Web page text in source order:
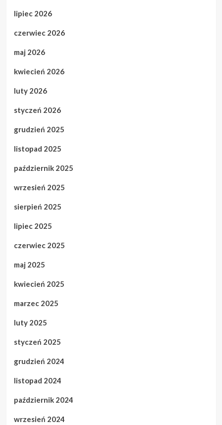
lipiec 2026
czerwiec 2026
maj 2026
kwiecień 2026
luty 2026
styczeń 2026
grudzień 2025
listopad 2025
październik 2025
wrzesień 2025
sierpień 2025
lipiec 2025
czerwiec 2025
maj 2025
kwiecień 2025
marzec 2025
luty 2025
styczeń 2025
grudzień 2024
listopad 2024
październik 2024
wrzesień 2024